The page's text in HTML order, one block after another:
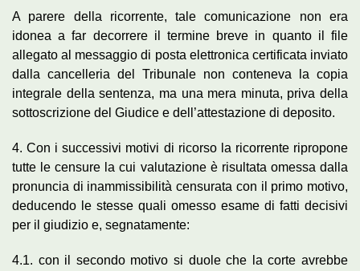
A parere della ricorrente, tale comunicazione non era
idonea a far decorrere il termine breve in quanto il file
allegato al messaggio di posta elettronica certificata inviato
dalla cancelleria del Tribunale non conteneva la copia
integrale della sentenza, ma una mera minuta, priva della
sottoscrizione del Giudice e dell’attestazione di deposito.
4. Con i successivi motivi di ricorso la ricorrente ripropone
tutte le censure la cui valutazione è risultata omessa dalla
pronuncia di inammissibilità censurata con il primo motivo,
deducendo le stesse quali omesso esame di fatti decisivi
per il giudizio e, segnatamente:
4.1. con il secondo motivo si duole che la corte avrebbe